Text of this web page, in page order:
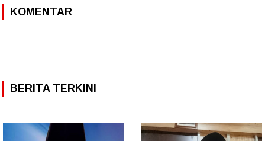
KOMENTAR
BERITA TERKINI